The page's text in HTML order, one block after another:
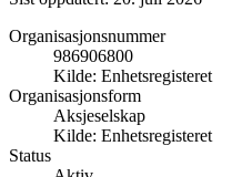
Organisasjonsnummer
986906800
Kilde: Enhetsregisteret
Organisasjonsform
Aksjeselskap
Kilde: Enhetsregisteret
Status